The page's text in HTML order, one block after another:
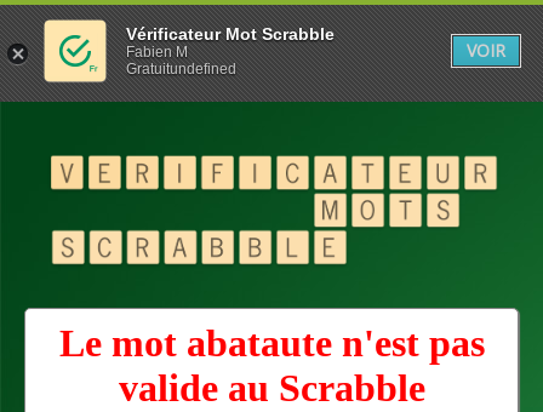
Le mot abataute n'est pas
valide au Scrabble
Vérificateur Mot Scrabble
Fabien M
Gratuitundefined
VOIR